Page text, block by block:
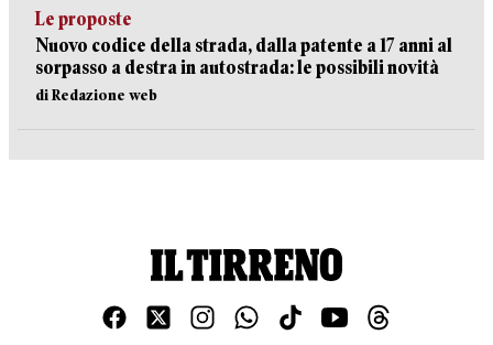
Le proposte
Nuovo codice della strada, dalla patente a 17 anni al
sorpasso a destra in autostrada: le possibili novità
di Redazione web